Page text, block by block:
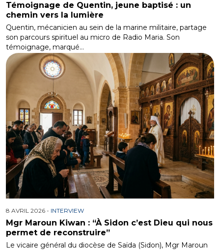
Témoignage de Quentin, jeune baptisé : un
chemin vers la lumière
Quentin, mécanicien au sein de la marine militaire, partage
son parcours spirituel au micro de Radio Maria. Son
témoignage, marqué…
8 AVRIL 2026 - INTERVIEW
Mgr Maroun Kiwan : “À Sidon c’est Dieu qui nous
permet de reconstruire”
Le vicaire général du diocèse de Saïda (Sidon), Mgr Maroun